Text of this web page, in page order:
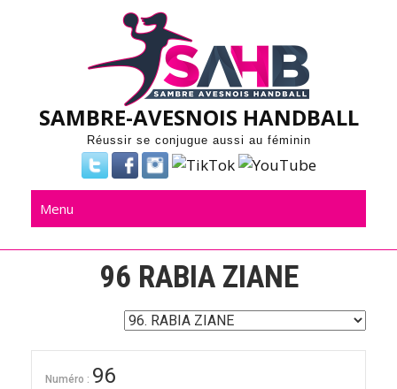
SAMBRE-AVESNOIS HANDBALL
Réussir se conjugue aussi au féminin
Menu
96 RABIA ZIANE
Numéro : 96